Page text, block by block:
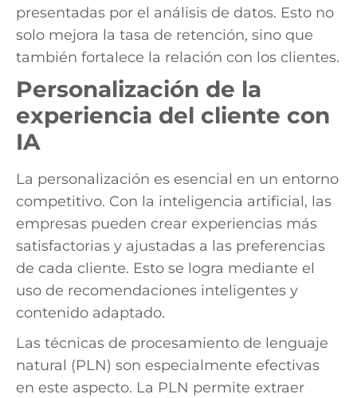
presentadas por el análisis de datos. Esto no
solo mejora la tasa de retención, sino que
también fortalece la relación con los clientes.
Personalización de la
experiencia del cliente con
IA
La personalización es esencial en un entorno
competitivo. Con la inteligencia artificial, las
empresas pueden crear experiencias más
satisfactorias y ajustadas a las preferencias
de cada cliente. Esto se logra mediante el
uso de recomendaciones inteligentes y
contenido adaptado.
Las técnicas de procesamiento de lenguaje
natural (PLN) son especialmente efectivas
en este aspecto. La PLN permite extraer